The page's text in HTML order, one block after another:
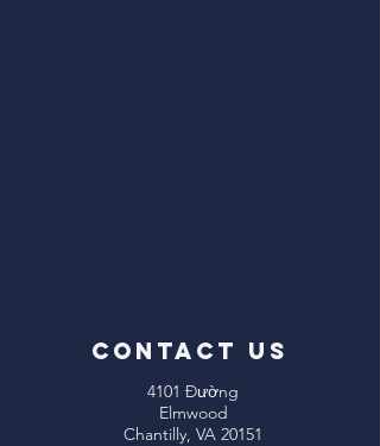
CONTACT US
4101 Đường
Elmwood
Chantilly, VA 20151